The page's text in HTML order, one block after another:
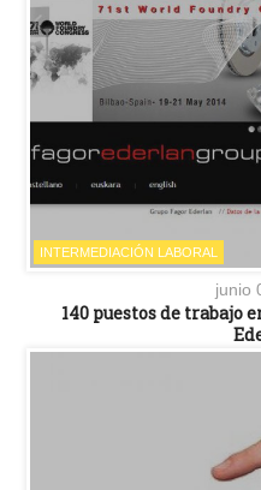
INTERMEDIACIÓN LABORAL
junio
140 puestos de trabajo